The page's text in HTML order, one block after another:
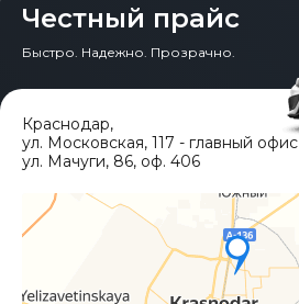
Честный прайс
Быстро. Надежно. Прозрачно.
Краснодар,
ул. Московская, 117 - главный офис
ул. Мачуги, 86, оф. 406